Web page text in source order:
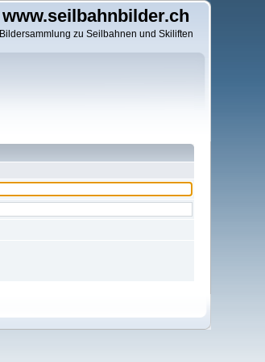
www.seilbahnbilder.ch
Bildersammlung zu Seilbahnen und Skiliften